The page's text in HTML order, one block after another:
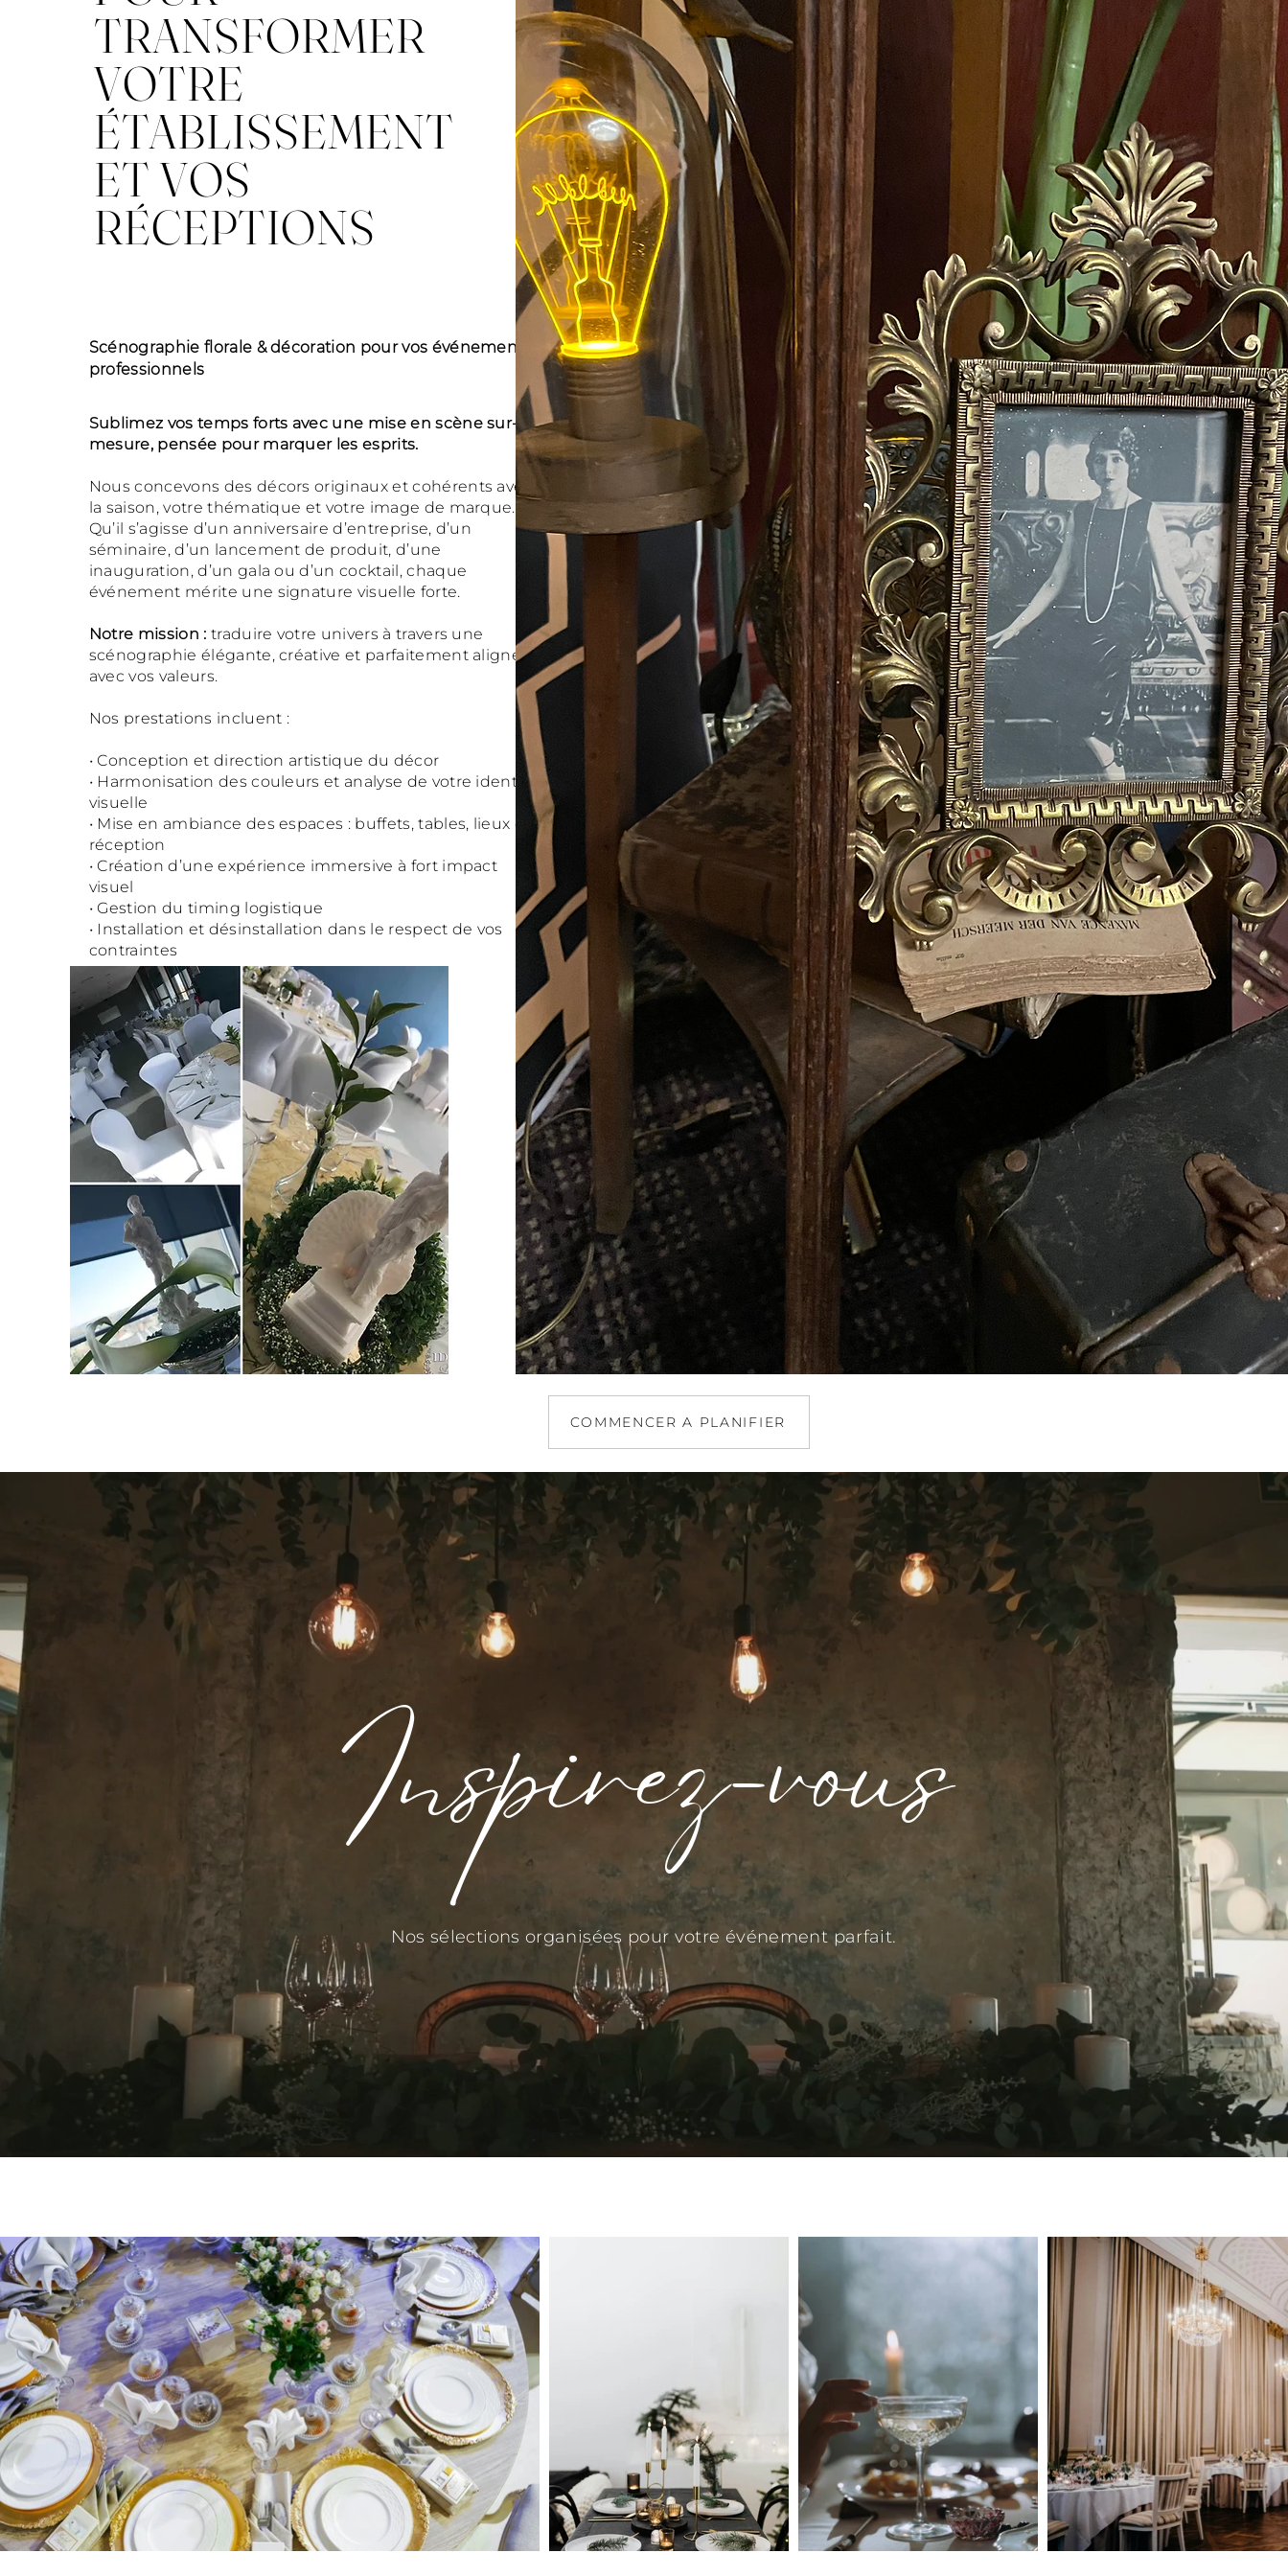
TRANSFORMER
VOTRE
ÉTABLISSEMENT
ET VOS
RÉCEPTIONS
Scénographie florale & décoration pour vos événements
professionnels
Sublimez vos temps forts avec une mise en scène sur-
mesure, pensée pour marquer les esprits.
Nous concevons des décors originaux et cohérents avec
la saison, votre thématique et votre image de marque.
Qu’il s’agisse d’un anniversaire d’entreprise, d’un
séminaire, d’un lancement de produit, d’une
inauguration, d’un gala ou d’un cocktail, chaque
événement mérite une signature visuelle forte.
Notre mission : traduire votre univers à travers une
scénographie élégante, créative et parfaitement alignée
avec vos valeurs.
Nos prestations incluent :
• Conception et direction artistique du décor
• Harmonisation des couleurs et analyse de votre identité
visuelle
• Mise en ambiance des espaces : buffets, tables, lieux de
réception
• Création d’une expérience immersive à fort impact
visuel
• Gestion du timing logistique
• Installation et désinstallation dans le respect de vos
contraintes
COMMENCER A PLANIFIER
Inspirez-vous
Nos sélections organisées pour votre événement parfait.